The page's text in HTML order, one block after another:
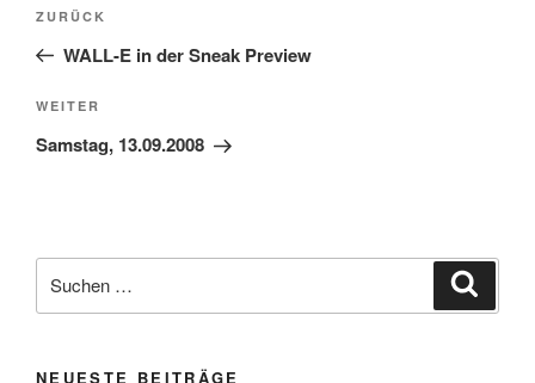
Vorheriger
Beitrag
ZURÜCK
WALL-E in der Sneak Preview
Nächster
Beitrag
WEITER
Samstag, 13.09.2008
nach:
NEUESTE BEITRÄGE